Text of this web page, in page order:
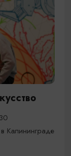
Калининграде